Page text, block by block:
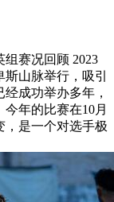
组赛况回顾 2023
山脉举行，吸引
成功举办多年，
年的比赛在10月
，是一个对选手极